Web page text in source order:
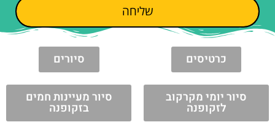
שליחה
כרטיסים סיורים
סיור יומי מקרקוב
לזקופנה
סיור מעיינות חמים
בזקופנה